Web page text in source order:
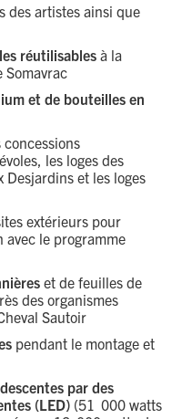
des artistes ainsi que
réutilisables à la
Somavrac
et de bouteilles en
concessions
les loges des
Desjardins et les loges
extérieurs pour
avec le programme
et de feuilles de
des organismes
Sautoir
pendant le montage et
par des
(LED) (51 000 watts